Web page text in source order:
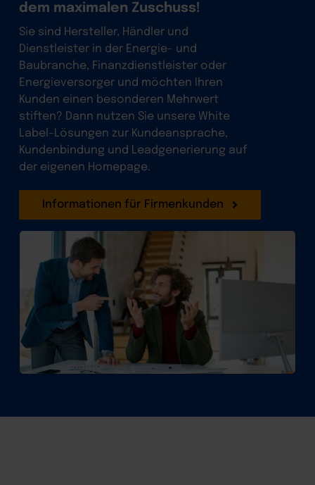
dem maximalen Zuschuss!
Sie sind Hersteller, Händler und
Dienstleister in der Energie- und
Baubranche, Finanzdienstleister oder
Energieversorger und möchten Ihren
Kunden einen besonderen Mehrwert
stiften? Dann nutzen Sie unsere White
Label-Lösungen zur Kundeansprache,
Kundenbindung und Leadgenerierung auf
der eigenen Homepage.
Informationen für Firmenkunden